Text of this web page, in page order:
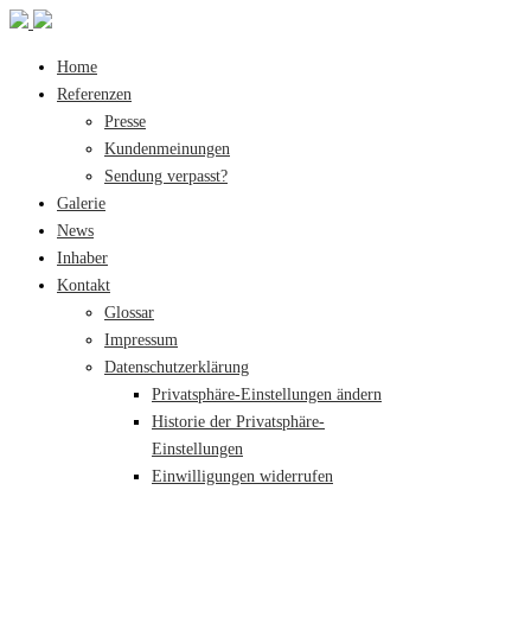
Home
Referenzen
Presse
Kundenmeinungen
Sendung verpasst?
Galerie
News
Inhaber
Kontakt
Glossar
Impressum
Datenschutzerklärung
Privatsphäre-Einstellungen ändern
Historie der Privatsphäre-
Einstellungen
Einwilligungen widerrufen